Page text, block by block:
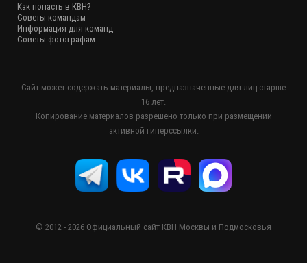
Как попасть в КВН?
Советы командам
Информация для команд
Советы фотографам
Сайт может содержать материалы, предназначенные для лиц старше
16 лет.
Копирование материалов разрешено только при размещении
активной гиперссылки.
© 2012 - 2026 Официальный сайт КВН Москвы и Подмосковья